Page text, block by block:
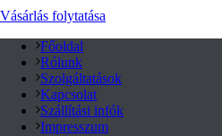
Vásárlás folytatása
Főoldal
Rólunk
Szolgáltatások
Kapcsolat
Szállítási infók
Impresszum